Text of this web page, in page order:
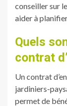
conseiller sur
aider à
Quels
contrat
Un contrat
jardiniers-
permet de